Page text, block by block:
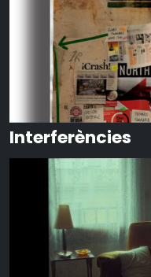
Interferències